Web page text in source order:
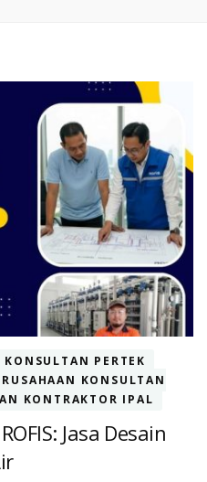
KONSULTAN PERTEK
KONSULTAN
KONTRAKTOR IPAL
Jasa Desain